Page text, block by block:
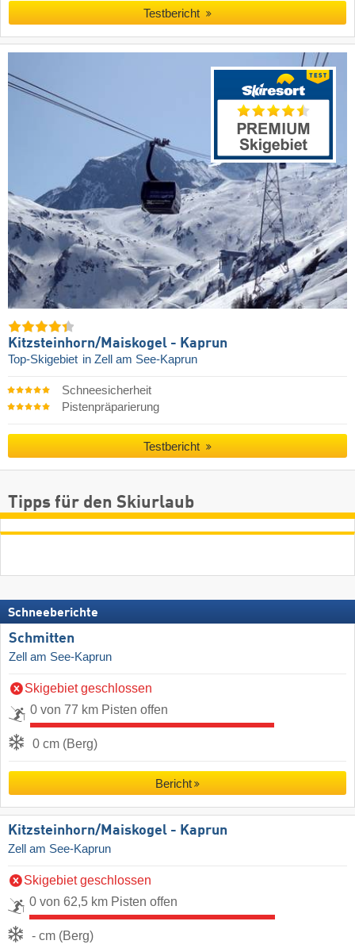
Testbericht
Kitzsteinhorn/​Maiskogel - Kaprun
Top-Skigebiet in Zell am See-Kaprun
Schneesicherheit
Pistenpräparierung
Testbericht
Tipps für den Skiurlaub
Schneeberichte
Schmitten
Zell am See-Kaprun
Skigebiet geschlossen
0 von 77 km Pisten offen
0 cm (Berg)
Bericht
Kitzsteinhorn/​Maiskogel - Kaprun
Zell am See-Kaprun
Skigebiet geschlossen
0 von 62,5 km Pisten offen
- cm (Berg)